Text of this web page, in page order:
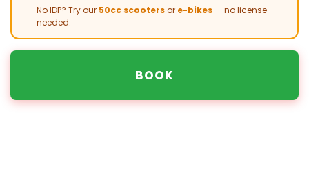
No IDP? Try our 50cc scootersor e-bikes— no license
needed.
BOOK